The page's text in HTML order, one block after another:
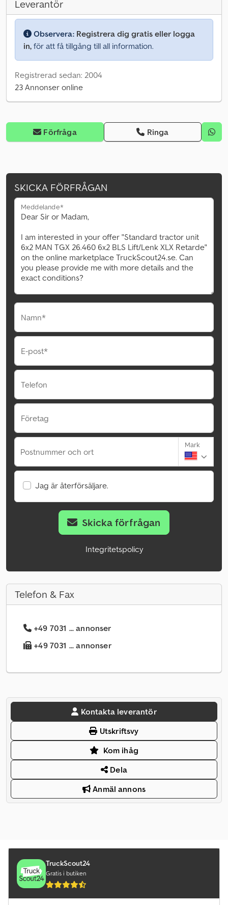
Leverantör
Observera: Registrera dig gratis eller logga
in, för att få tillgång till all information.
Registrerad sedan: 2004
23 Annonser online
Förfråga Ringa
SKICKA FÖRFRÅGAN
Meddelande*
Namn*
E-post*
Telefon
Företag
Postnummer och ort
Mark
Jag är återförsäljare.
Skicka förfrågan
Integritetspolicy
Telefon & Fax
+49 7031 ... annonser
+49 7031 ... annonser
Kontakta leverantör
Utskriftsvy
Kom ihåg
Dela
Anmäl annons
TruckScout24
Gratis i butiken